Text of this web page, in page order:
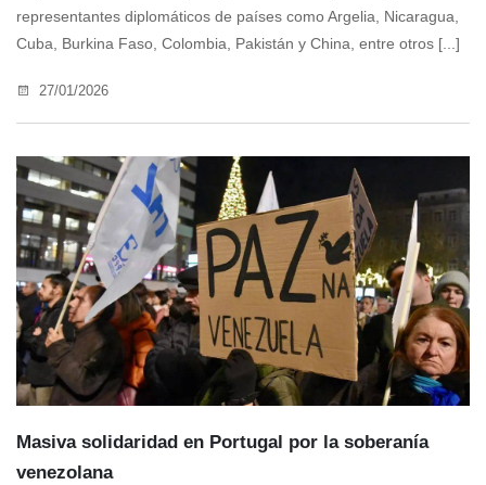
representantes diplomáticos de países como Argelia, Nicaragua,
Cuba, Burkina Faso, Colombia, Pakistán y China, entre otros [...]
27/01/2026
Masiva solidaridad en Portugal por la soberanía
venezolana